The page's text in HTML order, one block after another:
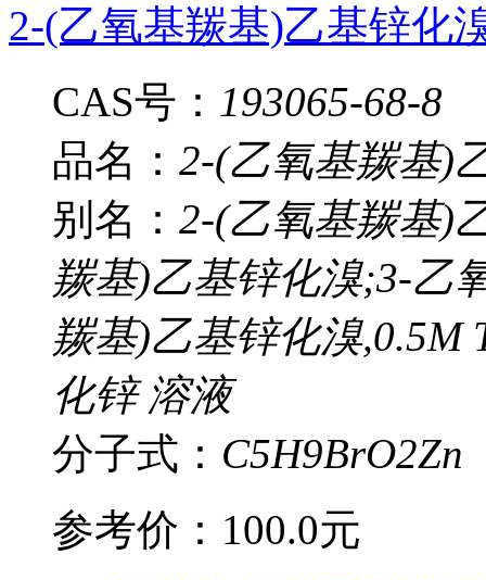
2-(乙氧基羰基)乙基锌化
CAS号： 193065-68-8
品名： 2-(乙氧基羰基)
别名： 2-(乙氧基羰基)
羰基)乙基锌化溴;3-乙
羰基)乙基锌化溴,0.5M
化锌 溶液
分子式： C5H9BrO2Zn
参考价： 100.0元